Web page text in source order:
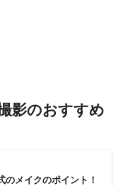
影のおすすめ
のメイクのポイント！